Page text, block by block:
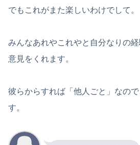
でもこれがまた楽しいわけでして。
みんなあれやこれやと自分なりの
意見をくれます。
彼らからすれば「他人ごと」なの
す。